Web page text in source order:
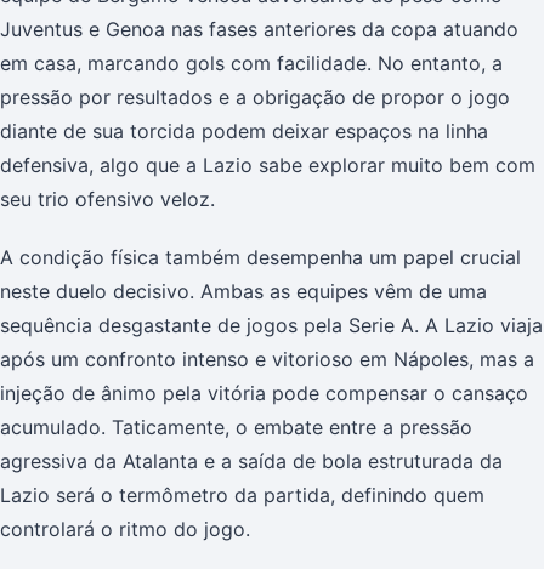
Juventus e Genoa nas fases anteriores da copa atuando
em casa, marcando gols com facilidade. No entanto, a
pressão por resultados e a obrigação de propor o jogo
diante de sua torcida podem deixar espaços na linha
defensiva, algo que a Lazio sabe explorar muito bem com
seu trio ofensivo veloz.
A condição física também desempenha um papel crucial
neste duelo decisivo. Ambas as equipes vêm de uma
sequência desgastante de jogos pela Serie A. A Lazio viaja
após um confronto intenso e vitorioso em Nápoles, mas a
injeção de ânimo pela vitória pode compensar o cansaço
acumulado. Taticamente, o embate entre a pressão
agressiva da Atalanta e a saída de bola estruturada da
Lazio será o termômetro da partida, definindo quem
controlará o ritmo do jogo.